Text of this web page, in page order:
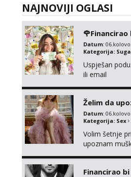
NAJNOVIJI OGLASI
Datum:
Kategorija:
Uspješan
ili email
Želim da
Datum:
Kategorija: Sex
Volim šetnje
upoznam
Financirao